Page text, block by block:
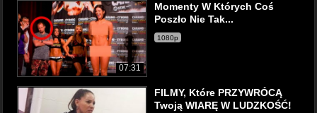
07:31
Momenty W Których Coś
Poszło Nie Tak...
1080p
FILMY, Które PRZYWRÓCĄ
Twoją WIARĘ W LUDZKOŚĆ!